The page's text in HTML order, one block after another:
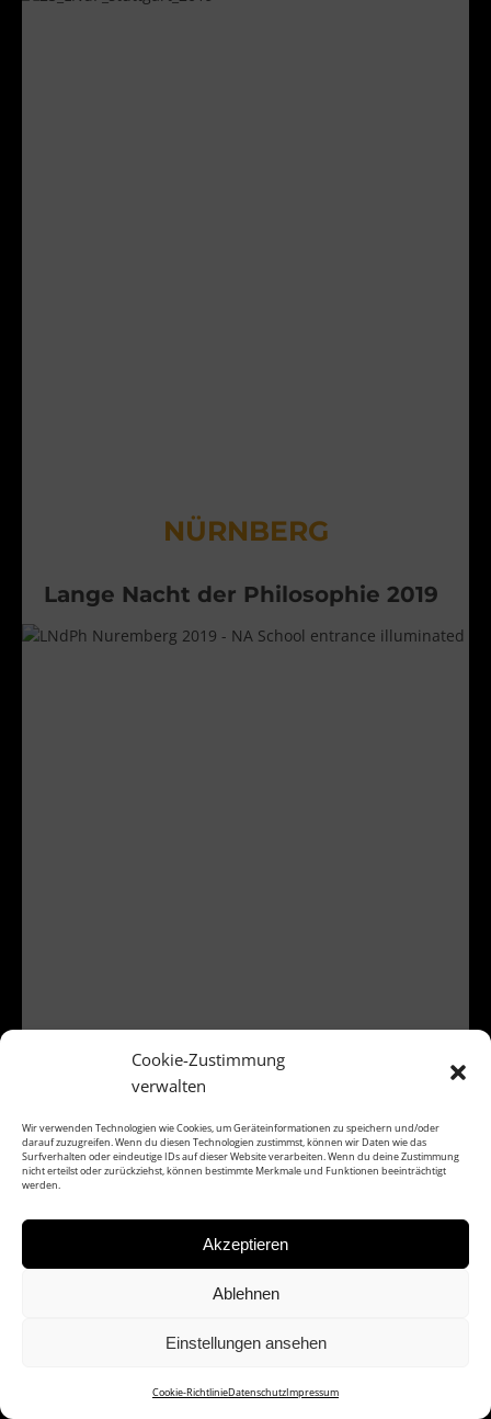
Cookie-Zustimmung
verwalten
Wir verwenden Technologien wie Cookies, um Geräteinformationen zu speichern und/oder
darauf zuzugreifen. Wenn du diesen Technologien zustimmst, können wir Daten wie das
Surfverhalten oder eindeutige IDs auf dieser Website verarbeiten. Wenn du deine Zustimmung
nicht erteilst oder zurückziehst, können bestimmte Merkmale und Funktionen beeinträchtigt
werden.
Akzeptieren
Ablehnen
Einstellungen ansehen
Cookie-RichtlinieDatenschutzImpressum